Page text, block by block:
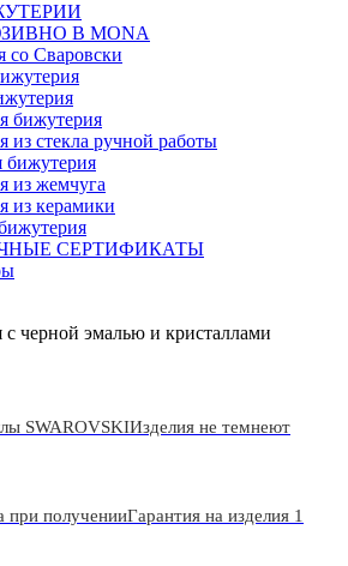
В MONA
со Сваровски
бижутерия
из стекла ручной работы
бижутерия
из жемчуга
из керамики
СЕРТИФИКАТЫ
черной эмалью и кристаллами
SWAROVSKIИзделия не темнеют
при полученииГарантия на изделия 1